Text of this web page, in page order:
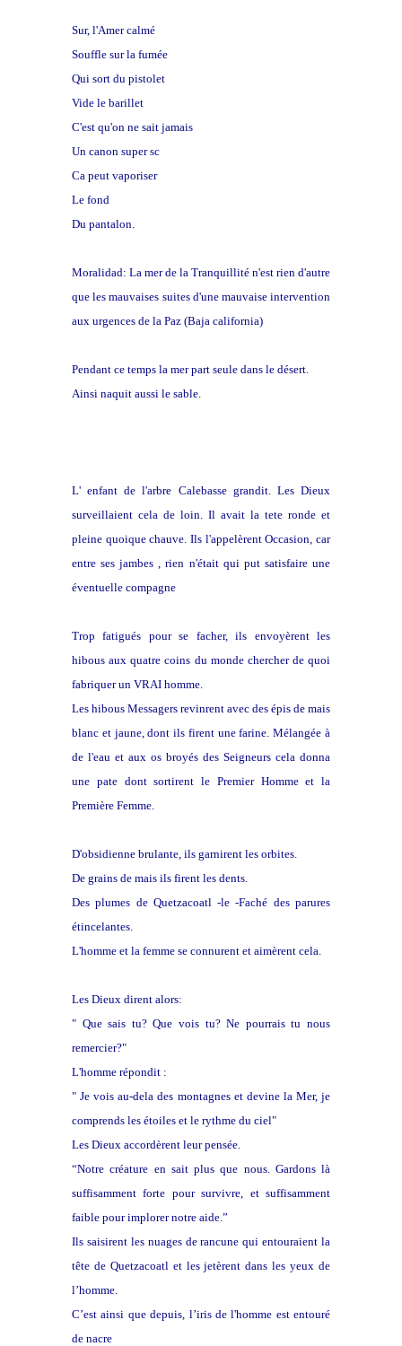
Sur, l'Amer calmé
Souffle sur la fumée
Qui sort du pistolet
Vide le barillet
C'est qu'on ne sait jamais
Un canon super sc
Ca peut vaporiser
Le fond
Du pantalon.
Moralidad: La mer de la Tranquillité n'est rien d'autre
que les mauvaises suites d'une mauvaise intervention
aux urgences de la Paz (Baja california)
Pendant ce temps la mer part seule dans le désert.
Ainsi naquit aussi le sable.
L' enfant de l'arbre Calebasse grandit. Les Dieux
surveillaient cela de loin. Il avait la tete ronde et
pleine quoique chauve. Ils l'appelèrent Occasion, car
entre ses jambes , rien n'était qui put satisfaire une
éventuelle compagne
Trop fatigués pour se facher, ils envoyèrent les
hibous aux quatre coins du monde chercher de quoi
fabriquer un VRAI homme.
Les hibous Messagers revinrent avec des épis de mais
blanc et jaune, dont ils firent une farine. Mélangée à
de l'eau et aux os broyés des Seigneurs cela donna
une pate dont sortirent le Premier Homme et la
Première Femme.
D'obsidienne brulante, ils garnirent les orbites.
De grains de mais ils firent les dents.
Des plumes de Quetzacoatl -le -Faché des parures
étincelantes.
L'homme et la femme se connurent et aimèrent cela.
Les Dieux dirent alors:
" Que sais tu? Que vois tu? Ne pourrais tu nous
remercier?"
L'homme répondit :
" Je vois au-dela des montagnes et devine la Mer, je
comprends les étoiles et le rythme du ciel"
Les Dieux accordèrent leur pensée.
“Notre créature en sait plus que nous. Gardons là
suffisamment forte pour survivre, et suffisamment
faible pour implorer notre aide.”
Ils saisirent les nuages de rancune qui entouraient la
tête de Quetzacoatl et les jetèrent dans les yeux de
l’homme.
C’est ainsi que depuis, l’iris de l'homme est entouré
de nacre